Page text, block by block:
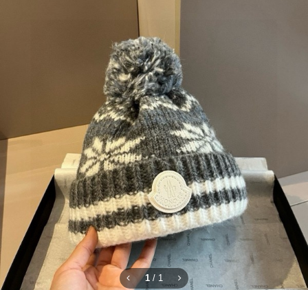
1 / 1